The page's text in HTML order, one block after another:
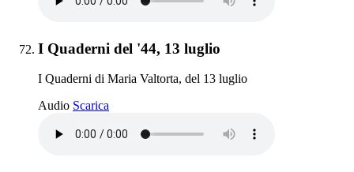
Elemento 72:
I Quaderni del '44, 13 luglio
I Quaderni di Maria Valtorta, del 13 luglio
Audio Scarica